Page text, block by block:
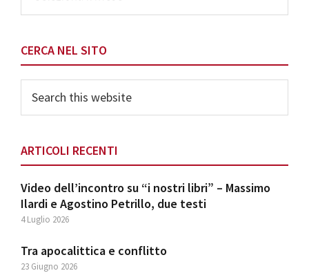
CERCA NEL SITO
this
ARTICOLI RECENTI
Video dell’incontro su “i nostri libri” – Massimo
Ilardi e Agostino Petrillo, due testi
4 Luglio 2026
Tra apocalittica e conflitto
23 Giugno 2026